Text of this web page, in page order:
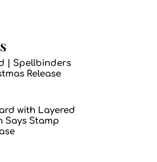
| Spellbinders
Release
with Layered
Says Stamp